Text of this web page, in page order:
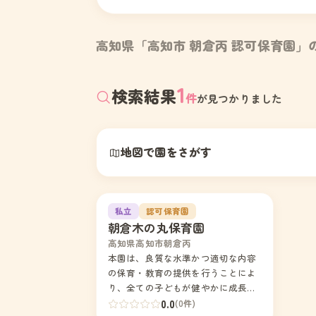
高知県「高知市 朝倉丙 認可保育園」
検索結果1件が見つかりました
地図で園をさがす
1私立 認可保育園
朝倉木の丸保育園
高知県高知市朝倉丙
本園は、良質な水準かつ適切な内容
の保育・教育の提供を行うことによ
り、全ての子どもが健やかに成長す
るために適切な環境が等しく確保さ
0.0(0件)